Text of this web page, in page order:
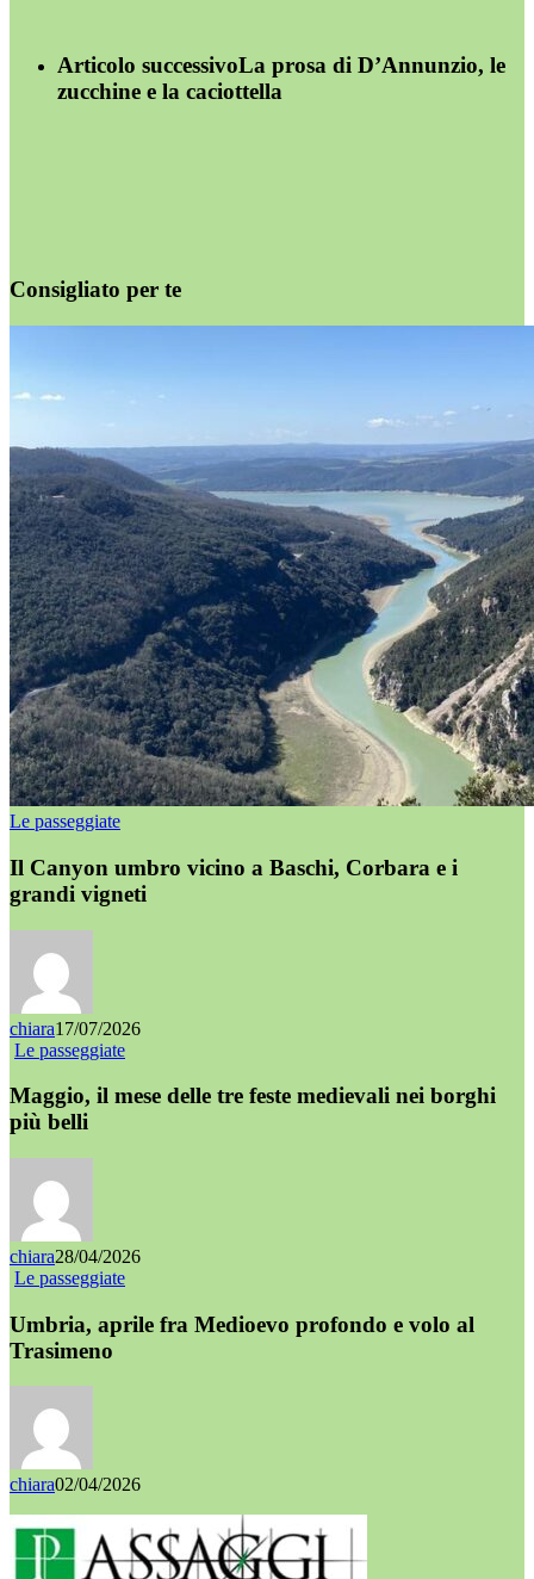
Articolo successivoLa prosa di D’Annunzio, le
zucchine e la caciottella
Consigliato per te
Le passeggiate
Il Canyon umbro vicino a Baschi, Corbara e i
grandi vigneti
chiara17/07/2026
Le passeggiate
Maggio, il mese delle tre feste medievali nei borghi
più belli
chiara28/04/2026
Le passeggiate
Umbria, aprile fra Medioevo profondo e volo al
Trasimeno
chiara02/04/2026